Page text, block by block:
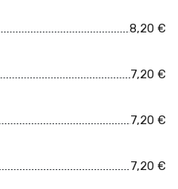
8,20 €
7,20 €
7,20 €
7,20 €